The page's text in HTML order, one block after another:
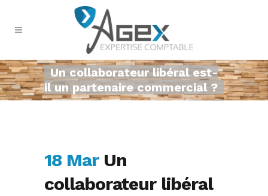
Un collaborateur libéral est-
il un partenaire commercial ?
18 MarUn
collaborateur libéral